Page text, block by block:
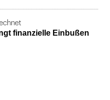
finanzielle Einbußen